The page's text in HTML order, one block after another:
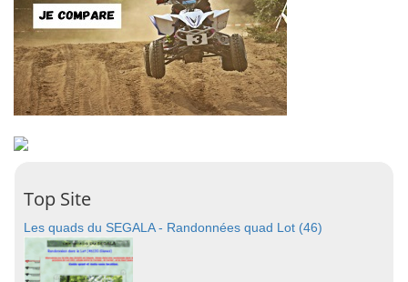
Top Site
Les quads du SEGALA - Randonnées quad Lot (46)